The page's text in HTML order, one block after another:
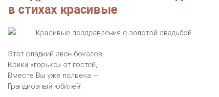
в стихах красивые
Этот сладкий звон бокалов,
Крики «горько» от гостей,
Вместе Вы уже полвека —
Грандиозный юбилей!